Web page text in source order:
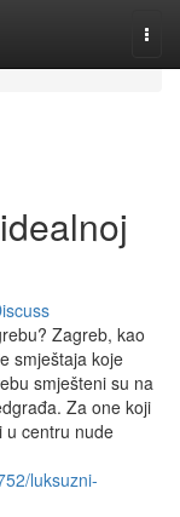
Zagreb, kao
smještaja koje
smješteni su na
Za one koji
u centru nude
luksuzni-